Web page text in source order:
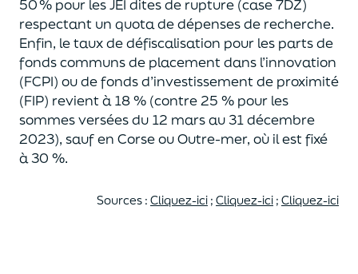
50 % pour les JEI dites de rupture (case 7DZ)
respectant un quota de dépenses de recherche.
Enfin, le taux de défiscalisation pour les parts de
fonds communs de placement dans l’innovation
(FCPI) ou de fonds d’investissement de proximité
(FIP) revient à 18 % (contre 25 % pour les
sommes versées du 12 mars au 31 décembre
2023), sauf en Corse ou Outre-mer, où il est fixé
à 30 %.
Sources : Cliquez-ici ; Cliquez-ici ; Cliquez-ici